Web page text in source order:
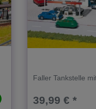
Faller Tankstelle
39,99 € *